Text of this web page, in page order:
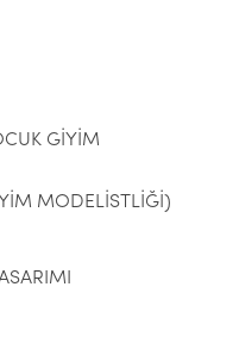
GİYİM
MODELİSTLİĞİ)